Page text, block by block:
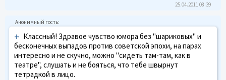
25.04.2011 08:39
+ Классный! Здравое чувство юмора без "шариковых" и
бесконечных выпадов против советской эпохи, на парах
интересно и не скучно, можно "сидеть там-там, как в
театре", слушать и не бояться, что тебе швырнут
тетрадкой в лицо.